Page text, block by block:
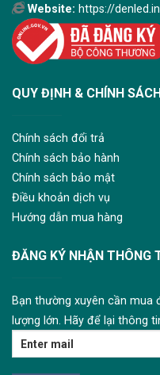
Website: https://
QUY ĐỊNH & CHÍNH SÁCH
Chính sách đổi trả
Chính sách bảo hành
Chính sách bảo mật
Điều khoản dịch vụ
Hướng dẫn mua hàng
ĐĂNG KÝ NHẬN THÔNG
Bạn thường xuyên cần
lượng lớn. Hãy để lại thông